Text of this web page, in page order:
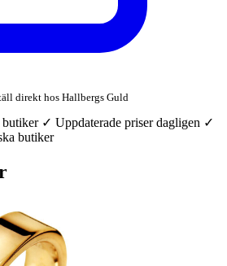
direkt hos Hallbergs Guld
✓ Uppdaterade priser dagligen ✓
butiker